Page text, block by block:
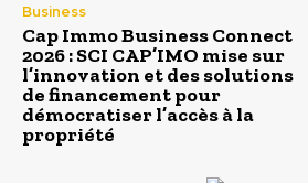
Business
Cap Immo Business Connect
2026 : SCI CAP’IMO mise sur
l’innovation et des solutions
de financement pour
démocratiser l’accès à la
propriété